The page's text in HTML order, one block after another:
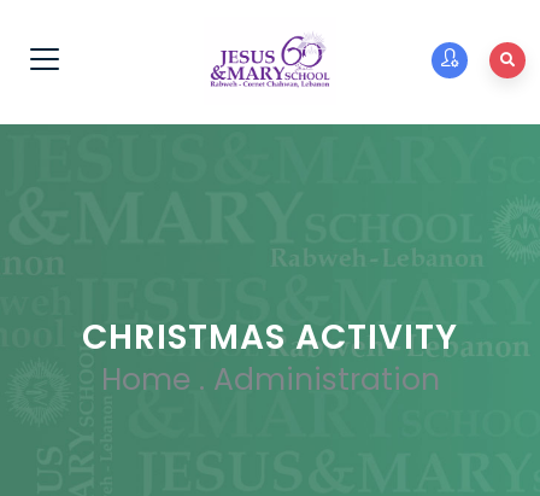
CHRISTMAS ACTIVITY
Home . Administration